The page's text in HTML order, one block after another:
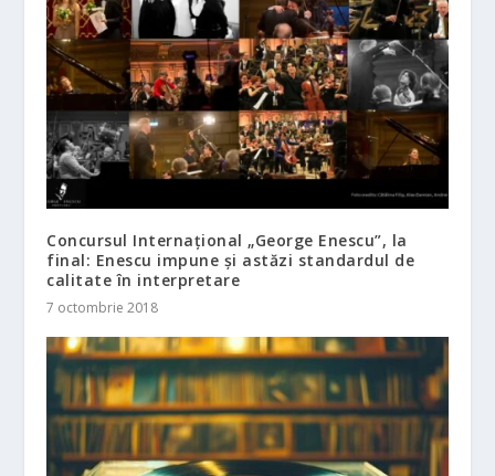
Concursul Internațional „George Enescu”, la
final: Enescu impune și astăzi standardul de
calitate în interpretare
7 octombrie 2018